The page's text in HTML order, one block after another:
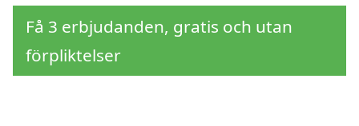
Få 3 erbjudanden, gratis och utan
förpliktelser